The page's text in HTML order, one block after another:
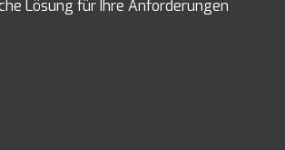
Lösung für Ihre Anforderungen